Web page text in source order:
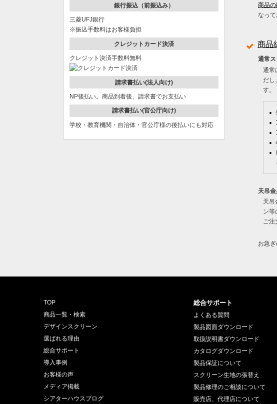
銀行振込（前振込み）
三菱UFJ銀行
※振込手数料はお客様負担
クレジットカード決済
クレジット決済手数料無料
請求書払い(法人向け)
NP後払い。商品到着後、請求書でお支払い
請求書払い(官公庁向け)
学校・教育機関・自治体・官公庁様の後払いにも対応
商品の
なって
商品
通常
通常
だし
す。
天吊
天吊
ン等
ご注
お急
TOP
商品一覧・検索
デザインスクリーン
選ばれる理由
総合サポート
導入事例
お客様の声
メディア掲載
シアターハウスブログ
総合サポート
よくある質問
製品図面ダウンロード
取扱説明書ダウンロード
カタログダウンロード
製品保証について
スクリーン生地の張替え
製品修理のご相談について
販売店、代理店について